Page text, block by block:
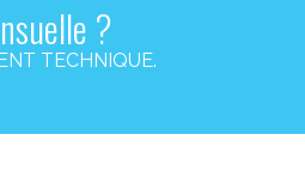
?
TECHNIQUE.